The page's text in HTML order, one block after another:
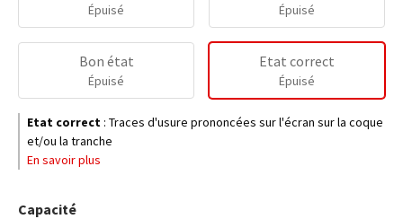
Épuisé Épuisé
Bon état
Épuisé
Etat correct
Épuisé
Etat correct : Traces d'usure prononcées sur l'écran sur la coque
et/ou la tranche
En savoir plus
Capacité